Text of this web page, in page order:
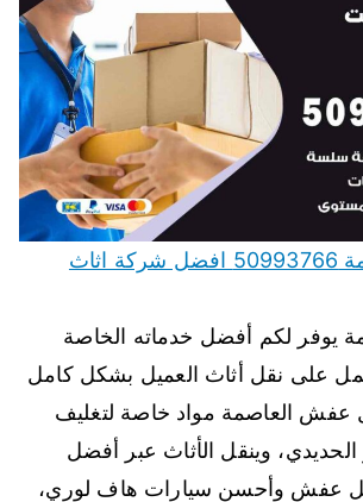
نقل عفش العاصمة 50993766 افضل شركة اثاث
يوفر لكم أفضل خدماته الخاصة
على نقل أثاث العميل بشكل كامل
عفش العاصمة مواد خاصة لتغليف
الحديدي، وينقل الأثاث عبر أفضل
عفش وأحسن سيارات هاف لوري،